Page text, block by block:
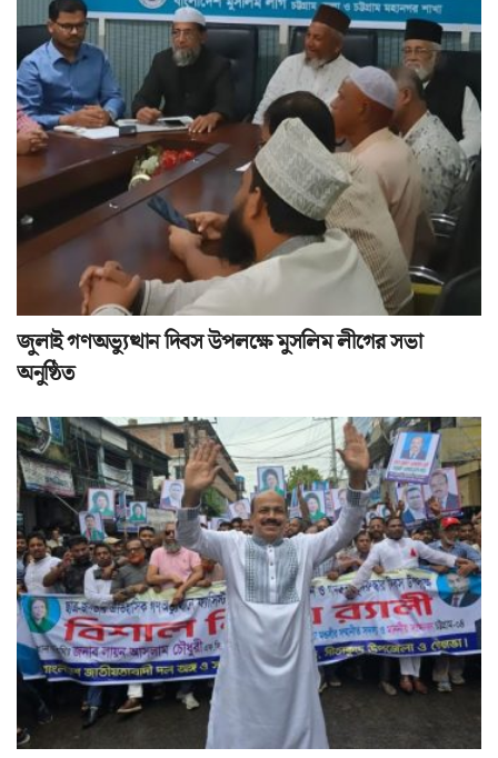
জুলাই গণঅভ্যুত্থান দিবস উপলক্ষে মুসলিম লীগের সভা
অনুষ্ঠিত